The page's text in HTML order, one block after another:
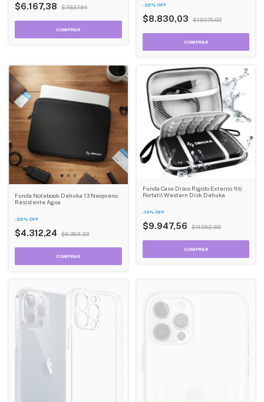
$6.167,38 $7.637,64 -32% OFF
$8.830,03 $13.070,92
Funda Notebook Dehuka 13 Neopreno
Resistente Agua
-32% OFF
$4.312,24 $6.383,33
Funda Case Disco Rigido Externo 1tb
Portatil Western Disk Dehuka
-10% OFF
$9.947,56 $11.052,85